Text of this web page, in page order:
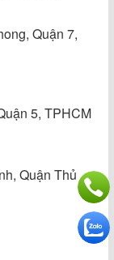
Quận 7,
5, TPHCM
Quận Thủ